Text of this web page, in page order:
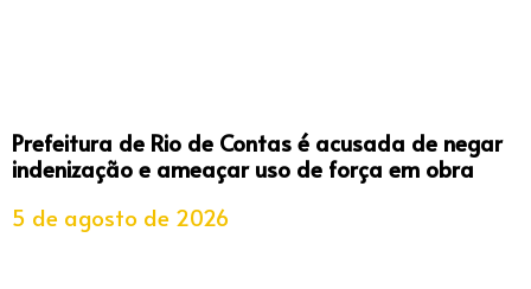
Prefeitura de Rio de Contas é acusada de negar
indenização e ameaçar uso de força em obra
5 de agosto de 2026